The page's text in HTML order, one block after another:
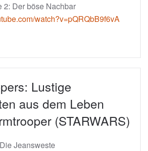
2: Der böse Nachbar
watch?v=pQRQbB9f6vA
Lustige
aus dem Leben
(STARWARS)
Jeansweste